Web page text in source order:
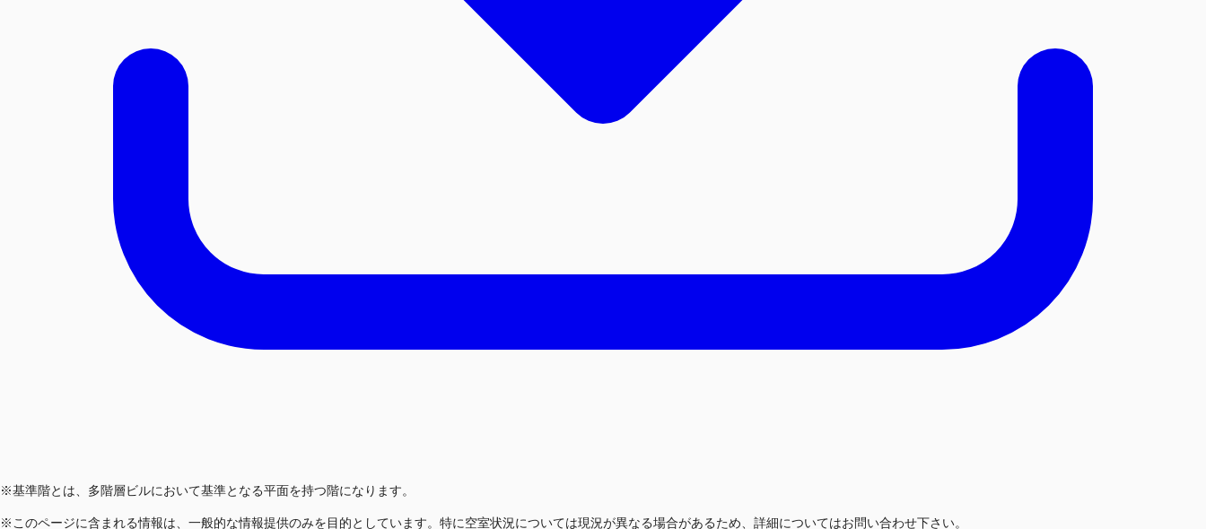
※基準階とは、多階層ビルにおいて基準となる平面を持つ階になります。
※このページに含まれる情報は、一般的な情報提供のみを目的としています。特に空室状況については現況が異なる場合があるため、詳細についてはお問い合わせ下さい。